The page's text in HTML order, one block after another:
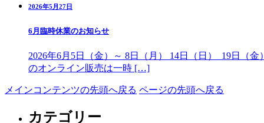
2026年5月27日
6月臨時休業のお知らせ
2026年6月5日（金）～ 8日（月） 14日（日） 19日（
のオンライン販売は一時 […]
メインコンテンツの先頭へ戻る ページの先頭へ戻る
カテゴリー